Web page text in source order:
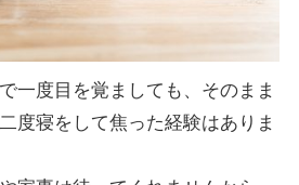
一度目を覚ましても、そのまま
度寝をして焦った経験はありま